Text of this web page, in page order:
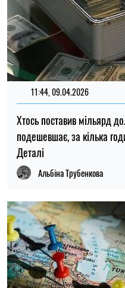
11:44, 09.04.2026
Хтось поставив мільярд
подешевшає, за кілька
Деталі
Альбіна Трубенкова